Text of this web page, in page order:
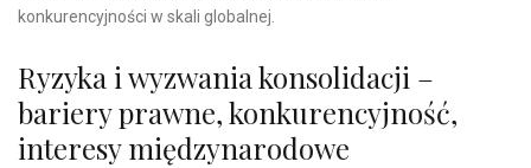
konkurencyjności w skali globalnej.
Ryzyka i wyzwania konsolidacji –
bariery prawne, konkurencyjność,
interesy międzynarodowe